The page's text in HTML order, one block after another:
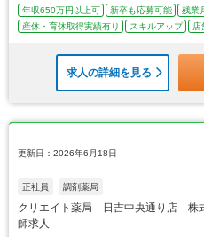
年収650万円以上可 新卒も応募可能 残業
産休・育休取得実績有り
スキルアップ 店
求人の詳細を見る
更新日：2026年6月18日
正社員 調剤薬局
クリエイト薬局 日吉中央通り店 株
師求人